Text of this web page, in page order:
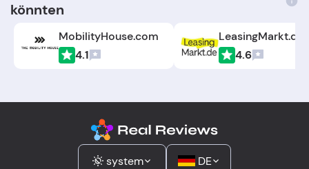
könnten
MobilityHouse.com
4.1
LeasingMarkt.de
4.6
system DE